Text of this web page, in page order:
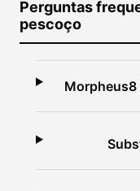
Perguntas
pescoço
Morpheus8